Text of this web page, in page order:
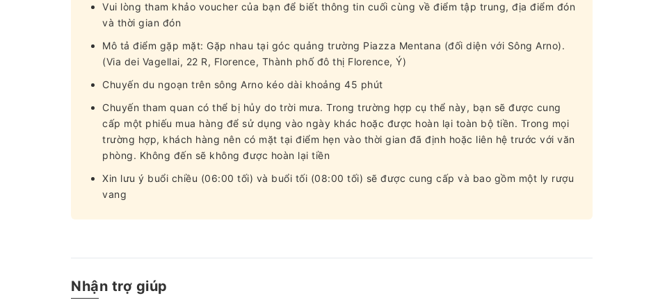
Vui lòng tham khảo voucher của bạn để biết thông tin cuối cùng về điểm tập trung, địa điểm đón
và thời gian đón
Mô tả điểm gặp mặt: Gặp nhau tại góc quảng trường Piazza Mentana (đối diện với Sông Arno).
(Via dei Vagellai, 22 R, Florence, Thành phố đô thị Florence, Ý)
Chuyến du ngoạn trên sông Arno kéo dài khoảng 45 phút
Chuyến tham quan có thể bị hủy do trời mưa. Trong trường hợp cụ thể này, bạn sẽ được cung
cấp một phiếu mua hàng để sử dụng vào ngày khác hoặc được hoàn lại toàn bộ tiền. Trong mọi
trường hợp, khách hàng nên có mặt tại điểm hẹn vào thời gian đã định hoặc liên hệ trước với văn
phòng. Không đến sẽ không được hoàn lại tiền
Xin lưu ý buổi chiều (06:00 tối) và buổi tối (08:00 tối) sẽ được cung cấp và bao gồm một ly rượu
vang
Nhận trợ giúp